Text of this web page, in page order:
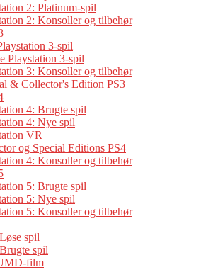
2: Platinum-spil
2: Konsoller og tilbehør
3-spil
Playstation 3-spil
3: Konsoller og tilbehør
& Collector's Edition PS3
4: Brugte spil
4: Nye spil
VR
og Special Editions PS4
4: Konsoller og tilbehør
5: Brugte spil
5: Nye spil
5: Konsoller og tilbehør
spil
spil
film